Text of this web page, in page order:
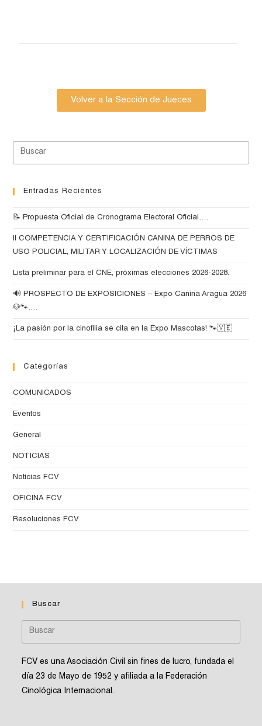
Volver a la Sección de Jueces
Entradas Recientes
📝 Propuesta Oficial de Cronograma Electoral Oficial….
II COMPETENCIA Y CERTIFICACIÓN CANINA DE PERROS DE
USO POLICIAL, MILITAR Y LOCALIZACIÓN DE VÍCTIMAS
Lista preliminar para el CNE, próximas elecciones 2026-2028.
🔊 PROSPECTO DE EXPOSICIONES – Expo Canina Aragua 2026
🐶🐾….
¡La pasión por la cinofília se cita en la Expo Mascotas! 🐾🇻🇪
Categorías
COMUNICADOS
Eventos
General
NOTICIAS
Noticias FCV
OFICINA FCV
Resoluciones FCV
Buscar
FCV es una Asociación Civil sin fines de lucro, fundada el
día 23 de Mayo de 1952 y afiliada a la Federación
Cinológica Internacional.